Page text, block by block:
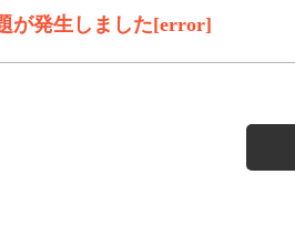
が発生しました[error]